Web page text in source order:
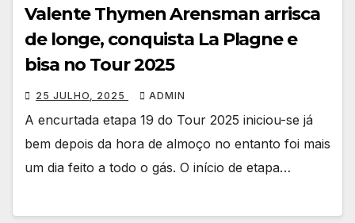
Valente Thymen Arensman arrisca
de longe, conquista La Plagne e
bisa no Tour 2025
25 JULHO, 2025 ADMIN
A encurtada etapa 19 do Tour 2025 iniciou-se já
bem depois da hora de almoço no entanto foi mais
um dia feito a todo o gás. O início de etapa…